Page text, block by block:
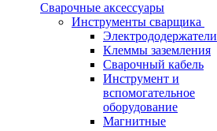
Сварочные аксессуары
Инструменты сварщика
Электрододержатели
Клеммы заземления
Сварочный кабель
Инструмент и
вспомогательное
оборудование
Магнитные